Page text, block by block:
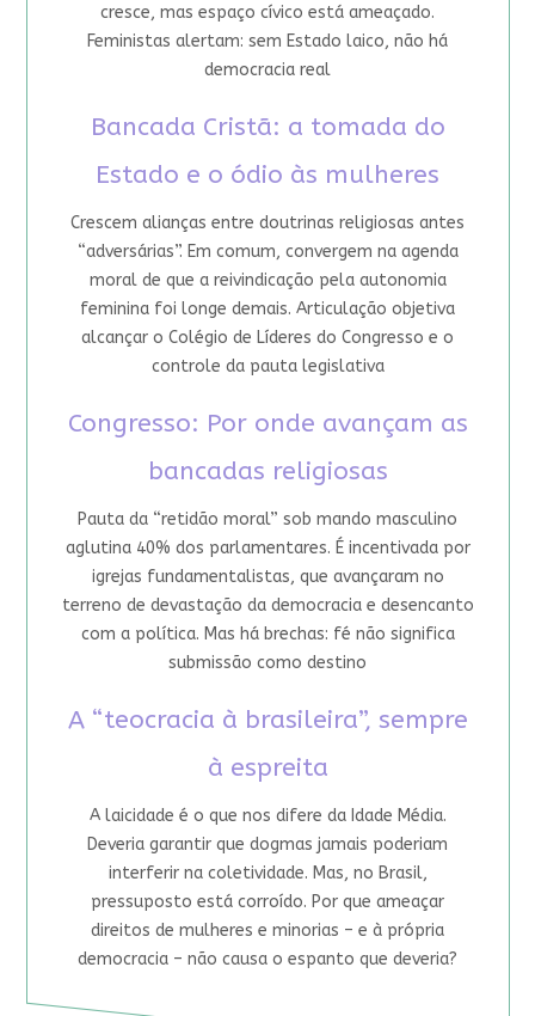
cresce, mas espaço cívico está ameaçado.
Feministas alertam: sem Estado laico, não há
democracia real
Bancada Cristã: a tomada do
Estado e o ódio às mulheres
Crescem alianças entre doutrinas religiosas antes
“adversárias”. Em comum, convergem na agenda
moral de que a reivindicação pela autonomia
feminina foi longe demais. Articulação objetiva
alcançar o Colégio de Líderes do Congresso e o
controle da pauta legislativa
Congresso: Por onde avançam as
bancadas religiosas
Pauta da “retidão moral” sob mando masculino
aglutina 40% dos parlamentares. É incentivada por
igrejas fundamentalistas, que avançaram no
terreno de devastação da democracia e desencanto
com a política. Mas há brechas: fé não significa
submissão como destino
A “teocracia à brasileira”, sempre
à espreita
A laicidade é o que nos difere da Idade Média.
Deveria garantir que dogmas jamais poderiam
interferir na coletividade. Mas, no Brasil,
pressuposto está corroído. Por que ameaçar
direitos de mulheres e minorias – e à própria
democracia – não causa o espanto que deveria?